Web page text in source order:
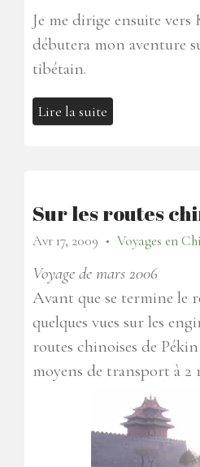
Je me dirige ensuite
débutera mon aventure
tibétain.
Lire la suite
Sur les routes
Avr 17, 2009 ● Voyages en
Voyage de mars 2006
Avant que se termine le
quelques vues sur les
routes chinoises de
moyens de transport à 2